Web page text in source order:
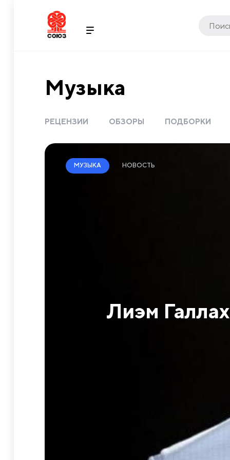
Музыка
РЕЦЕНЗИИ ОБЗОРЫ ПОДБОРКИ
Лиэм
МУЗЫКА НОВОСТЬ